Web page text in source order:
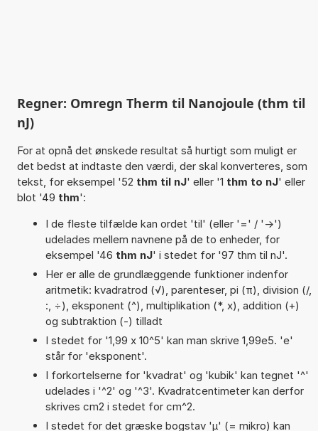
Regner: Omregn Therm til Nanojoule (thm til
nJ)
For at opnå det ønskede resultat så hurtigt som muligt er
det bedst at indtaste den værdi, der skal konverteres, som
tekst, for eksempel '52 thm til nJ' eller '1 thm to nJ' eller
blot '49 thm':
I de fleste tilfælde kan ordet 'til' (eller '=' / '->')
udelades mellem navnene på de to enheder, for
eksempel '46 thm nJ' i stedet for '97 thm til nJ'.
Her er alle de grundlæggende funktioner indenfor
aritmetik: kvadratrod (√), parenteser, pi (π), division (/,
:, ÷), eksponent (^), multiplikation (*, x), addition (+)
og subtraktion (-) tilladt
I stedet for '1,99 x 10^5' kan man skrive 1,99e5. 'e'
står for 'eksponent'.
I forkortelserne for 'kvadrat' og 'kubik' kan tegnet '^'
udelades i '^2' og '^3'. Kvadratcentimeter kan derfor
skrives cm2 i stedet for cm^2.
I stedet for det græske bogstav 'µ' (= mikro) kan